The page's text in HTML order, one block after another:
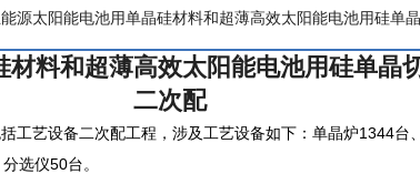
源太阳能电池用单晶硅材料和超薄高效太阳能电池用硅单
料和超薄高效太阳能电池用硅单晶
二次配
工艺设备二次配工程，涉及工艺设备如下：单晶炉1344台
选仪50台。